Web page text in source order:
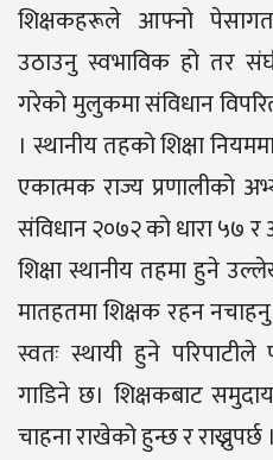
शिक्षकहरूले आफ्नो
उठाउनु स्वभाविक हो तर
गरेको मुलुकमा संविधान
। स्थानीय तहको शिक्षा
एकात्मक राज्य प्रणालीको
संविधान २०७२ को धारा ५७
शिक्षा स्थानीय तहमा हुने
मातहतमा शिक्षक रहन नचाहनु
स्वतः स्थायी हुने परिपाटीले
गाडिने छ। शिक्षकबाट
चाहना राखेको हुन्छ र राख्नुपर्छ ।